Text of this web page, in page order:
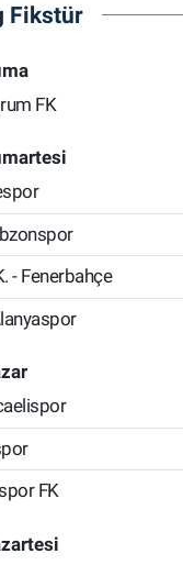
Fikstür
FK
- Fenerbahçe
FK